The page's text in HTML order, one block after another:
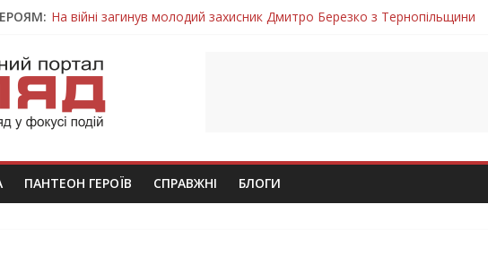
На війні загинув молодий захисник Дмитро Березко з Тернопільщини
Захисник з Тернопільщини Петро Федів повертається до рідного дому
Тернопільщина в скорботі: на щиті повертається воїн Володимир
Вважався зниклим безвісти, – Ангелом додому повертається
ПАНТЕОН ГЕРОЇВ СПРАВЖНІ БЛОГИ